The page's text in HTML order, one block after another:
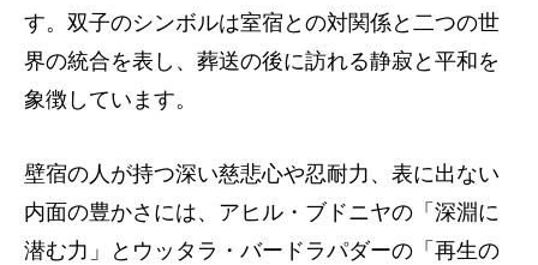
す。双子のシンボルは室宿との対関係と二つの世
界の統合を表し、葬送の後に訪れる静寂と平和を
象徴しています。
壁宿の人が持つ深い慈悲心や忍耐力、表に出ない
内面の豊かさには、アヒル・ブドニヤの「深淵に
潜む力」とウッタラ・バードラパダーの「再生の